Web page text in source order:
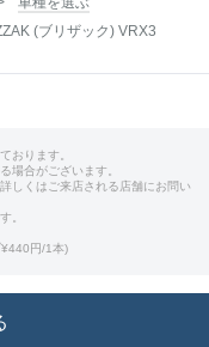
(ブリザック) VRX3
おります。
場合がございます。
しくはご来店される店舗にお問い
。
円/1本)